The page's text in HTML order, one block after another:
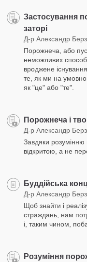
Застосування
заторі
Д-р Александр
Порожнеча, або
неможливих
вроджене
те, як ми на
як "це" або "те".
Порожнеча і
Д-р Александр
Завдяки розумінню
відкритою, а не
Буддійська
Д-р Александр
Щоб знайти і
страждань, нам
і, таким чином,
Розуміння